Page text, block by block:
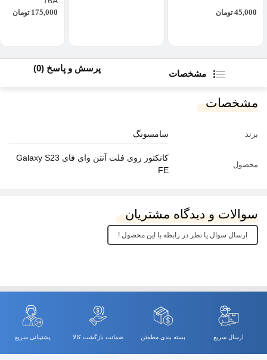
45,000 تومان 175,000 تومان
مشخصات
پرسش و پاسخ (0)
مشخصات
برند سامسونگ
محصول
کانکتور روی فلت آنتن وای فای Galaxy S23
FE
سوالات و دیدگاه مشتریان
ارسال سوال یا نظر در رابطه با این محصول !
ارسال سریع بسته بندی مطمئن ضمانت بازگشت کالا پشتیبانی سریع